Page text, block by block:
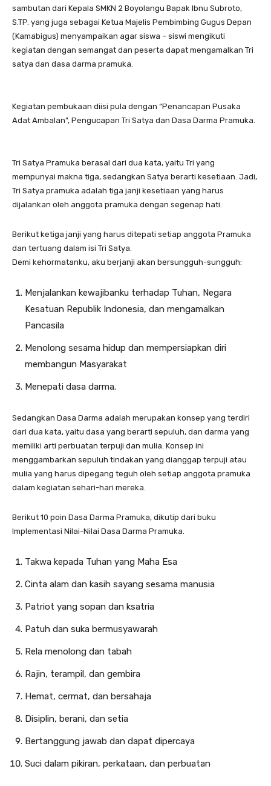
sambutan dari Kepala SMKN 2 Boyolangu Bapak Ibnu Subroto,
S.TP. yang juga sebagai Ketua Majelis Pembimbing Gugus Depan
(Kamabigus) menyampaikan agar siswa – siswi mengikuti
kegiatan dengan semangat dan peserta dapat mengamalkan Tri
satya dan dasa darma pramuka.
Kegiatan pembukaan diisi pula dengan “Penancapan Pusaka
Adat Ambalan”, Pengucapan Tri Satya dan Dasa Darma Pramuka.
Tri Satya Pramuka berasal dari dua kata, yaitu Tri yang
mempunyai makna tiga, sedangkan Satya berarti kesetiaan. Jadi,
Tri Satya pramuka adalah tiga janji kesetiaan yang harus
dijalankan oleh anggota pramuka dengan segenap hati.
Berikut ketiga janji yang harus ditepati setiap anggota Pramuka
dan tertuang dalam isi Tri Satya.
Demi kehormatanku, aku berjanji akan bersungguh-sungguh:
Menjalankan kewajibanku terhadap Tuhan, Negara
Kesatuan Republik Indonesia, dan mengamalkan
Pancasila
Menolong sesama hidup dan mempersiapkan diri
membangun Masyarakat
Menepati dasa darma.
Sedangkan Dasa Darma adalah merupakan konsep yang terdiri
dari dua kata, yaitu dasa yang berarti sepuluh, dan darma yang
memiliki arti perbuatan terpuji dan mulia. Konsep ini
menggambarkan sepuluh tindakan yang dianggap terpuji atau
mulia yang harus dipegang teguh oleh setiap anggota pramuka
dalam kegiatan sehari-hari mereka.
Berikut 10 poin Dasa Darma Pramuka, dikutip dari buku
Implementasi Nilai-Nilai Dasa Darma Pramuka.
Takwa kepada Tuhan yang Maha Esa
Cinta alam dan kasih sayang sesama manusia
Patriot yang sopan dan ksatria
Patuh dan suka bermusyawarah
Rela menolong dan tabah
Rajin, terampil, dan gembira
Hemat, cermat, dan bersahaja
Disiplin, berani, dan setia
Bertanggung jawab dan dapat dipercaya
Suci dalam pikiran, perkataan, dan perbuatan